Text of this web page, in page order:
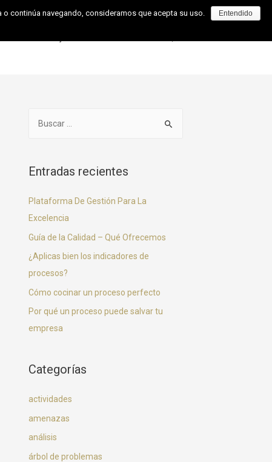
Entradas recientes
Plataforma De Gestión Para La
Excelencia
Guía de la Calidad – Qué Ofrecemos
¿Aplicas bien los indicadores de
procesos?
Cómo cocinar un proceso perfecto
Por qué un proceso puede salvar tu
empresa
Categorías
actividades
amenazas
análisis
árbol de problemas
continúa navegando, consideramos que acepta su uso.
Entendido